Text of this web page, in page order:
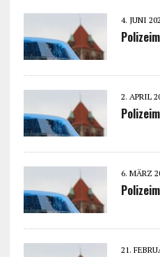
4. JUNI
2. APRIL
6. MÄRZ
21.